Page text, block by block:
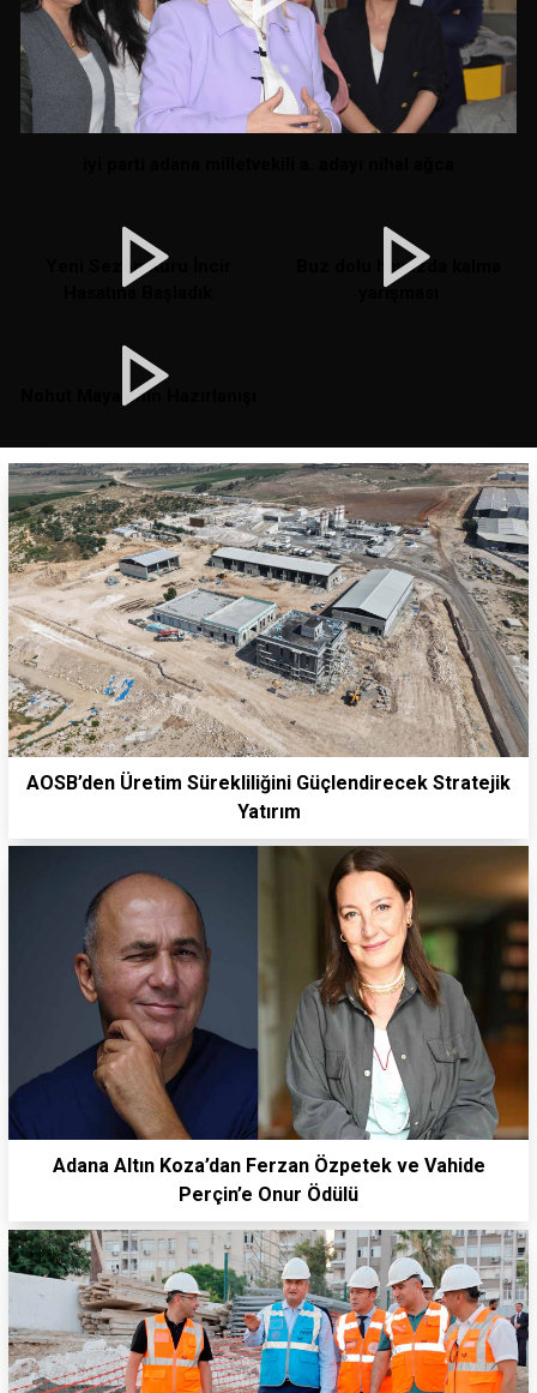
Yeni Sezon Kuru İncir
Hasatına Başladık
Buz dolu havuzda kalma
yarışması
Nohut Mayasının Hazırlanışı
⁠AOSB’den Üretim Sürekliliğini Güçlendirecek Stratejik
Yatırım
Adana Altın Koza’dan Ferzan Özpetek ve Vahide
Perçin’e Onur Ödülü